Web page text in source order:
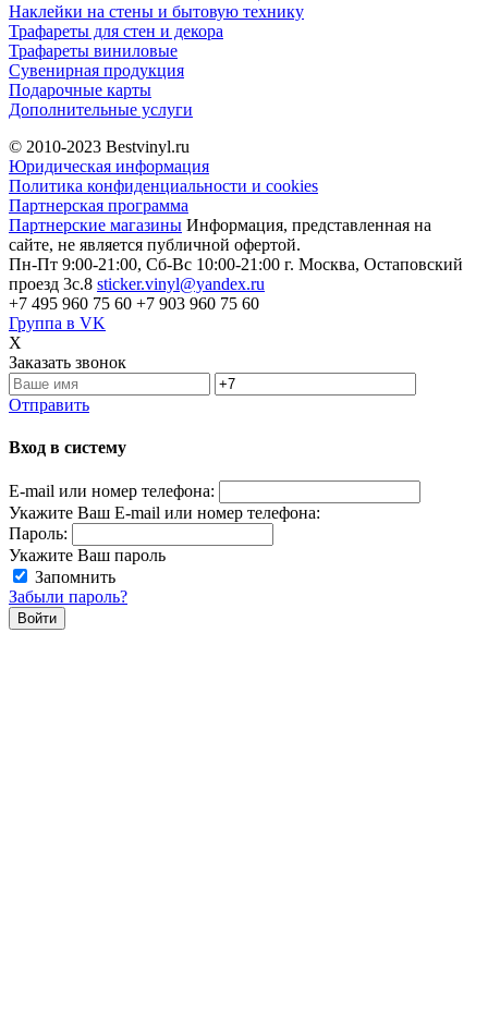
Наклейки на стены и бытовую технику
Трафареты для стен и декора
Трафареты виниловые
Сувенирная продукция
Подарочные карты
Дополнительные услуги
© 2010-2023 Bestvinyl.ru
Юридическая информация
Политика конфиденциальности и cookies
Партнерская программа
Партнерские магазины Информация, представленная на
сайте, не является публичной офертой.
Пн-Пт 9:00-21:00, Сб-Вс 10:00-21:00 г. Москва, Остаповский
проезд 3с.8 sticker.vinyl@yandex.ru
+7 495 960 75 60 +7 903 960 75 60
Группа в VK
X
Заказать звонок
Отправить
Вход в систему
E-mail или номер телефона:
Укажите Ваш E-mail или номер телефона:
Пароль:
Укажите Ваш пароль
Запомнить
Забыли пароль?